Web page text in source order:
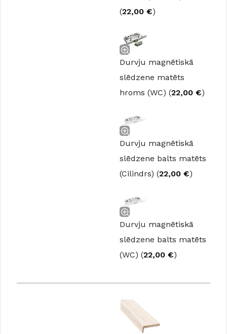
(22,00 €)
Durvju magnētiskā
slēdzene matēts
hroms (WC) (22,00 €)
Durvju magnētiskā
slēdzene balts matēts
(Cilindrs) (22,00 €)
Durvju magnētiskā
slēdzene balts matēts
(WC) (22,00 €)